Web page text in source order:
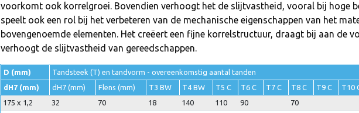
voorkomt ook korrelgroei. Bovendien verhoogt het de slijtvastheid, vooral bij hoge
speelt ook een rol bij het verbeteren van de mechanische eigenschappen van het
bovengenoemde elementen. Het creëert een fijne korrelstructuur, draagt bij aan de
verhoogt de slijtvastheid van gereedschappen.
D (mm)
Tandsteek (T) en tandvorm - overeenkomstig aantal tanden
dH7 (mm)
dH7 (mm) Flens (mm) T3 BW T4 BW T5 C T6 C T7 C T8 C T9 C T10
175 x 1,2
32 70 18 140 110 90
70